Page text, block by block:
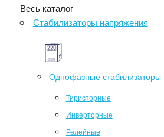
Весь каталог
Стабилизаторы напряжения
Однофазные стабилизаторы
Тиристорные
Инверторные
Релейные